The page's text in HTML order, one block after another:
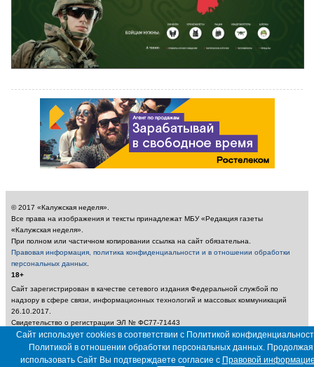
© 2017 «Калужская неделя».
Все права на изображения и тексты принадлежат МБУ «Редакция газеты
«Калужская неделя».
При полном или частичном копировании ссылка на сайт обязательна.
Правовая информация, политика конфиденциальности и в отношении обработки
персональных данных
18+
Сайт зарегистрирован в качестве сетевого издания Федеральной службой по
надзору в сфере связи, информационных технологий и массовых коммуникаций
26.10.2017.
Свидетельство о регистрации ЭЛ № ФС77-71443
Учредитель: Муниципальное бюджетное учреждение «Редакция газеты «Калужская
неделя»
Главный редактор: Амбарцумян А. Ю. / Электронный адрес редакции:
Сайт использует cookies в соответствии с Политикой
Политикой в отношении обработки персональных данных. Продолжая
использовать Сайт Вы подтверждаете согласие с Правовой